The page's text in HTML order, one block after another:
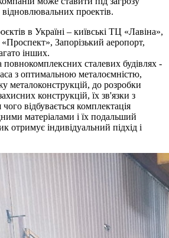
відновлювальних проектів.
в Україні – київські ТЦ «Лавіна»,
Запорізький аеропорт,
інших.
повнокомплексних сталевих будівлях -
з оптимальною металоємністю,
металоконструкцій, до розробки
конструкцій, їх зв'язки з
чого відбувається комплектація
матеріалами і їх подальший
отримує індивідуальний підхід і